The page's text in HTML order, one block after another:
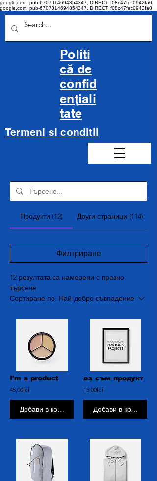
google.com, pub-6707014694854347, DIRECT, f08c47fec0942fa0
google.com, pub-6707014694854347, DIRECT, f08c47fec0942fa0
Politi
că de
confid
ențiali
tate
Termeni si conditii
Продукти (12) Други страници (114)
Филтриране
12 резултата са намерени с празно
търсене
Сортиране по: Най-добро съвпадение
I'm a product
45,00lei
Добави в кошницата
аз съм продукт
15,00lei
Добави в кошницата